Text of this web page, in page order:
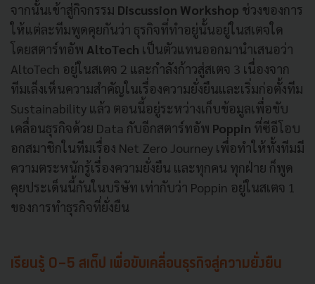
จากนั้นเข้าสู่กิจกรรม Discussion Workshop ช่วงของการ
ให้แต่ละทีมพูดคุยกันว่า ธุรกิจที่ทำอยู่นั้นอยู่ในสเตจใด
โดยสตาร์ทอัพ AltoTech เป็นตัวแทนออกมานำเสนอว่า
AltoTech อยู่ในสเตจ 2 และกำลังก้าวสู่สเตจ 3 เนื่องจาก
ทีมเล็งเห็นความสำคัญในเรื่องความยั่งยืนและเริ่มก่อตั้งทีม
Sustainability แล้ว ตอนนี้อยู่ระหว่างเก็บข้อมูลเพื่อขับ
เคลื่อนธุรกิจด้วย Data กับอีกสตาร์ทอัพ Poppin ที่ซีอีโอบ
อกสมาชิกในทีมเรื่อง Net Zero Journey เพื่อทำให้ทั้งทีมมี
ความตระหนักรู้เรื่องความยั่งยืน และทุกคน ทุกฝ่าย ก็พูด
คุยประเด็นนี้กันในบริษัท เท่ากับว่า Poppin อยู่ในสเตจ 1
ของการทำธุรกิจที่ยั่งยืน
เรียนรู้ 0-5 สเต็ป เพื่อขับเคลื่อนธุรกิจสู่ความยั่งยืน